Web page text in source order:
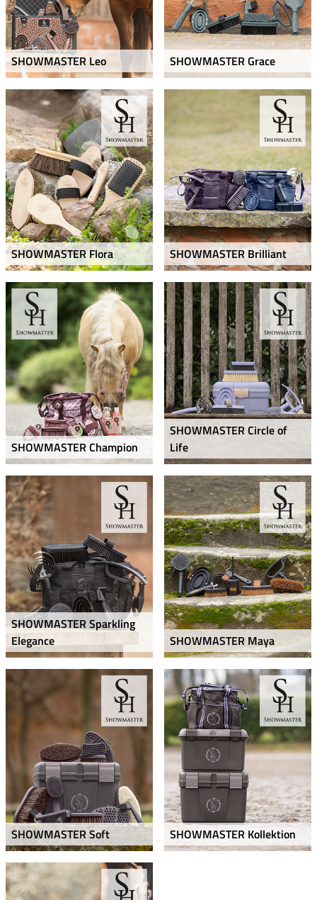
SHOWMASTER Leo SHOWMASTER Grace
SHOWMASTER Flora SHOWMASTER Brilliant
SHOWMASTER Champion
SHOWMASTER Circle of
Life
SHOWMASTER Sparkling
Elegance
SHOWMASTER Maya
SHOWMASTER Soft SHOWMASTER Kollektion